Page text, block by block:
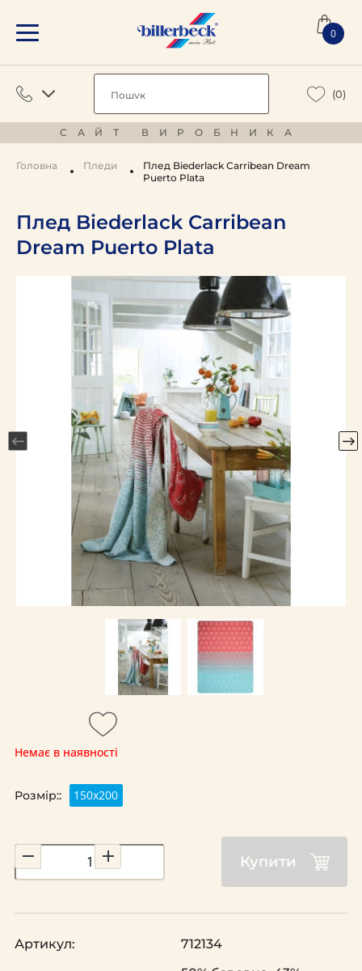
0
(0)
САЙТ ВИРОБНИКА
Головна Пледи
Плед Biederlack Carribean Dream
Puerto Plata
Плед Biederlack Carribean
Dream Puerto Plata
Немає в наявності
Розмір:: 150х200
Купити
Артикул: 712134